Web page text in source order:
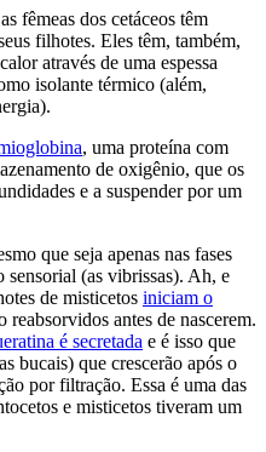
fêmeas dos cetáceos têm
filhotes. Eles têm, também,
através de uma espessa
isolante térmico (além,
, uma proteína com
de oxigênio, que os
e a suspender por um
que seja apenas nas fases
(as vibrissas). Ah, e
de misticetos iniciam o
reabsorvidos antes de nascerem.
é secretada e é isso que
bucais) que crescerão após o
por filtração. Essa é uma das
e misticetos tiveram um